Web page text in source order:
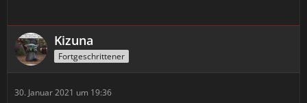
Kizuna
Fortgeschrittener
30. Januar 2021 um 19:36